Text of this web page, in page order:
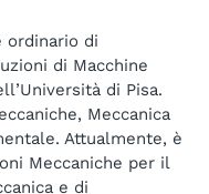
ordinario di
di Macchine
di Pisa.
Meccanica
Attualmente, è
Meccaniche per il
e di